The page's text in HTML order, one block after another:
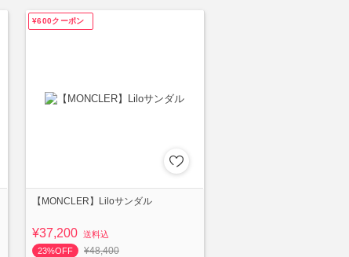
¥600クーポン
【MONCLER】Liloサンダル
¥37,200 送料込
23%OFF
¥48,400